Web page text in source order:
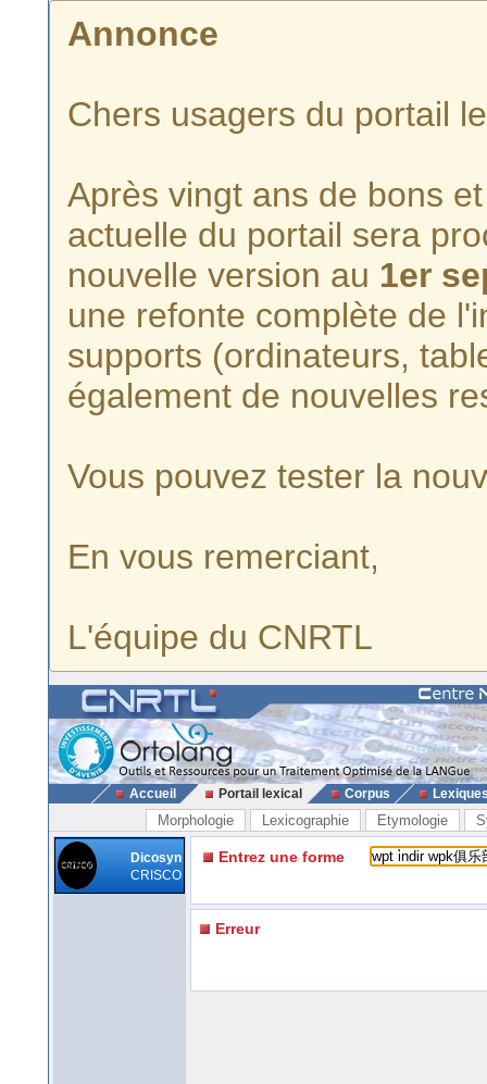
Annonce
Chers usagers du portail
Après vingt ans de bons
actuelle du portail sera
nouvelle version au 1er
une refonte complète de
supports (ordinateurs,
également de nouvelles
Vous pouvez tester la
En vous remerciant,
L'équipe du CNRTL
Accueil Portail lexical Corpus
Morphologie Lexicographie Etymologie
Dicosyn
CRISCO
Entrez une forme
Erreur